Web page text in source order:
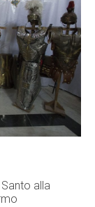
alla